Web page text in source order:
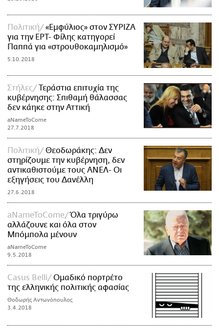
Πολιτική
«Εμφύλιος» στον ΣΥΡΙΖΑ
για την ΕΡΤ- Φίλης κατηγορεί
Παππά για «στρουθοκαμηλισμό»
5.10.2018
Στήλες
Τεράστια επιτυχία της
κυβέρνησης: Σπιθαμή θάλασσας
δεν κάηκε στην Αττική
aNameToCome
27.7.2018
Πολιτική
Θεοδωράκης: Δεν
στηρίζουμε την κυβέρνηση, δεν
αντικαθιστούμε τους ΑΝΕΛ- Οι
εξηγήσεις του Δανέλλη
27.6.2018
aNameToCome
Όλα τριγύρω
αλλάζουνε και όλα στον
Μπόμπολα μένουν
aNameToCome
9.5.2018
Casus Belli
Ομαδικό πορτρέτο
της ελληνικής πολιτικής αφασίας
Θοδωρής Αντωνόπουλος
3.4.2018